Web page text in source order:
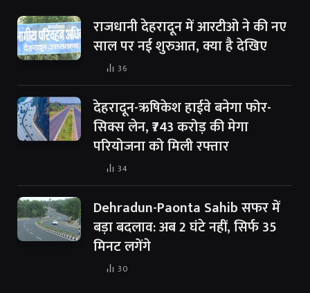
राजधानी देहरादून में आरटीओ ने की नए
साल पर नई शुरुआत, क्या है देखिए
36
देहरादून-ऋषिकेश हाईवे बनेगा फोर-
सिक्स लेन, ₹743 करोड़ की मेगा
परियोजना को मिली रफ्तार
34
Dehradun-Paonta Sahib सफर में
बड़ा बदलाव: अब 2 घंटे नहीं, सिर्फ 35
मिनट लगेंगे
30